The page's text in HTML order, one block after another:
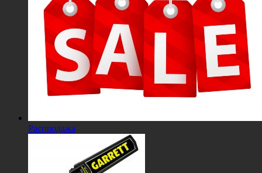
Распродажа